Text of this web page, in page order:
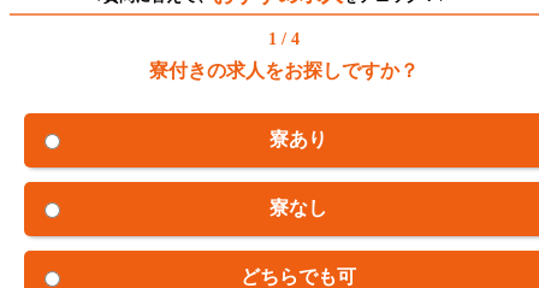
1 / 4
寮付きの求人をお探しですか？
寮あり
寮なし
どちらでも可